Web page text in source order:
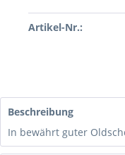
Artikel-Nr.:
Beschreibung
In bewährt guter